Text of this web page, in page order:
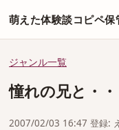
萌えた体験談コピペ保
ジャンル一覧
憧れの兄と・
2007/02/03 16:47 登録: